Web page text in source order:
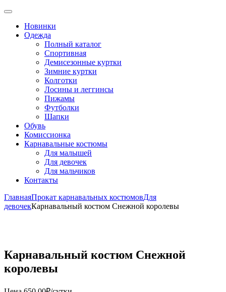
Новинки
Одежда
Полный каталог
Спортивная
Демисезонные куртки
Зимние куртки
Колготки
Лосины и леггинсы
Пижамы
Футболки
Шапки
Обувь
Комиссионка
Карнавальные костюмы
Для малышей
Для девочек
Для мальчиков
Контакты
ГлавнаяПрокат карнавальных костюмовДля
девочекКарнавальный костюм Снежной королевы
Карнавальный костюм Снежной
королевы